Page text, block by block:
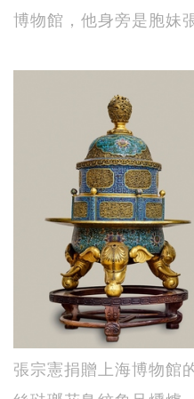
博物館，他身旁是胞妹
張宗憲捐贈上海博物館